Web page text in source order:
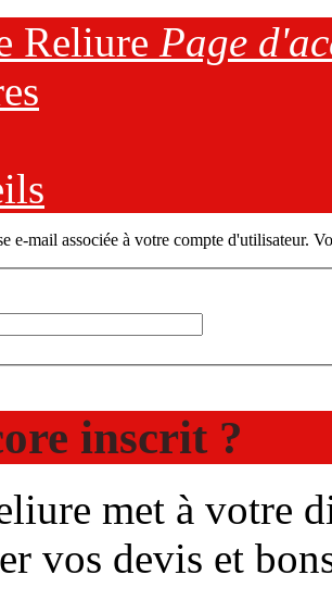
Reliure Page
e-mail associée à votre compte d'utilisateur.
inscrit ?
met à votre
vos devis et